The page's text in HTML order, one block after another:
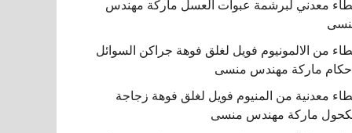
معدني لبرشمة عبوات العسل ماركة مهندس
من الالمونيوم فويل لغلق فوهة جراكن السوائل
ماركة مهندس منسى
معدنية من المنيوم فويل لغلق فوهة زجاجة
ماركة مهندس منسى